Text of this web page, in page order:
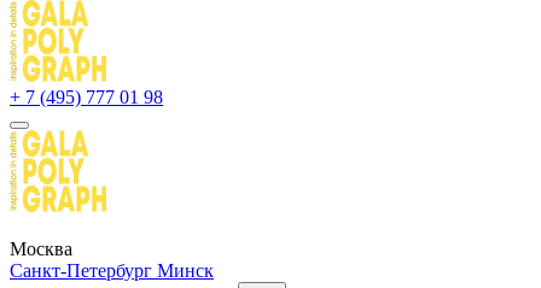
+ 7 (495) 777 01 98
Москва
Санкт-Петербург Минск